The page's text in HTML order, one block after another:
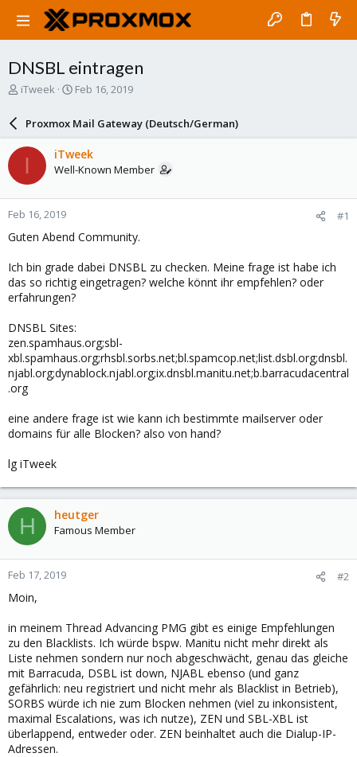
DNSBL eintragen
T
a
t
a
r
t
e
iTweek
S
a
r
d
a
e
Feb 16, 2019
Proxmox Mail Gateway (Deutsch/German)
I iTweek
Well-Known Member
Feb 16, 2019 #1
Guten Abend Community.
Ich bin grade dabei DNSBL zu checken. Meine frage ist habe ich
das so richtig eingetragen? welche könnt ihr empfehlen? oder
erfahrungen?
DNSBL Sites:
zen.spamhaus.org;sbl-
xbl.spamhaus.org;rhsbl.sorbs.net;bl.spamcop.net;list.dsbl.org;dnsbl.
njabl.org;dynablock.njabl.org;ix.dnsbl.manitu.net;b.barracudacentral
.org
eine andere frage ist wie kann ich bestimmte mailserver oder
domains für alle Blocken? also von hand?
lg iTweek
H heutger
Famous Member
Feb 17, 2019 #2
Moin,
in meinem Thread Advancing PMG gibt es einige Empfehlungen
zu den Blacklists. Ich würde bspw. Manitu nicht mehr direkt als
Liste nehmen sondern nur noch abgeschwächt, genau das gleiche
mit Barracuda, DSBL ist down, NJABL ebenso (und ganz
gefährlich: neu registriert und nicht mehr als Blacklist in Betrieb),
SORBS würde ich nie zum Blocken nehmen (viel zu inkonsistent,
maximal Escalations, was ich nutze), ZEN und SBL-XBL ist
überlappend, entweder oder. ZEN beinhaltet auch die Dialup-IP-
Adressen.